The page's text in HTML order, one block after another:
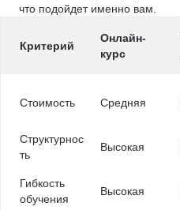
что подойдет именно вам.
Критерий
Онлайн-
курс
Стоимость Средняя
Структурнос
ть
Высокая
Гибкость
обучения
Высокая